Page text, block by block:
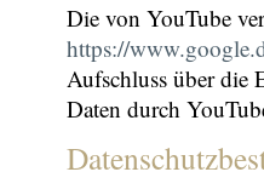
Die von YouTube
https://
Aufschluss über die
Daten durch